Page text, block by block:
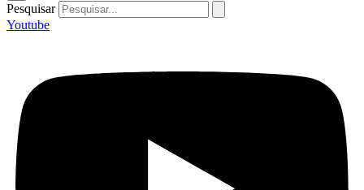
Pesquisar
Youtube